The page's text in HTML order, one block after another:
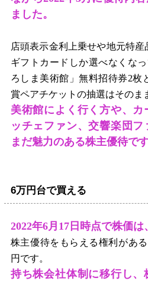
ました。
店頭表示金利上乗せや地元特産
ギフトカードしか選べなくな
ろしま美術館」無料招待券2枚
賞ペアチケットの抽選はそのま
美術館によく行く方や、
ッチェファン、交響楽団
まだ魅力のある株主優待です
6万円台で買える
2022年6月 17日時点で株価は、
株主優待をもらえる権利がある
円です。
持ち株会社体制に移行し